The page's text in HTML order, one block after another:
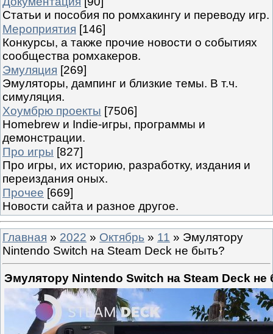
Статьи и пособия по ромхакингу и переводу игр.
Мероприятия [146]
Конкурсы, а также прочие новости о событиях
сообщества ромхакеров.
Эмуляция [269]
Эмуляторы, дампинг и близкие темы. В т.ч.
симуляция.
Хоумбрю проекты [7506]
Homebrew и Indie-игры, программы и
демонстрации.
Про игры [827]
Про игры, их историю, разработку, издания и
переиздания оных.
Прочее [669]
Новости сайта и разное другое.
Главная » 2022 » Октябрь » 11 » Эмулятору
Nintendo Switch на Steam Deck не быть?
Эмулятору Nintendo Switch на Steam Deck не